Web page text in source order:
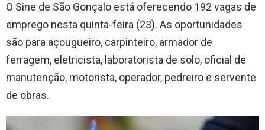
O Sine de São Gonçalo está oferecendo 192 vagas de
emprego nesta quinta-feira (23). As oportunidades
são para açougueiro, carpinteiro, armador de
ferragem, eletricista, laboratorista de solo, oficial de
manutenção, motorista, operador, pedreiro e servente
de obras.